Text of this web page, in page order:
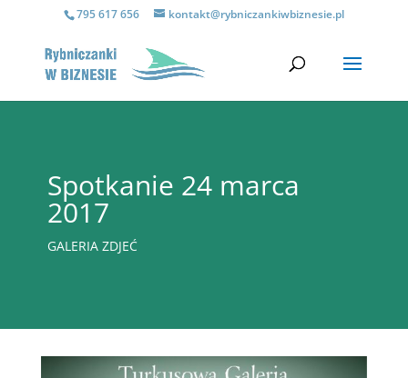
795 617 656 kontakt@rybniczankiwbiznesie.pl
Spotkanie 24 marca
2017
GALERIA ZDJEĆ